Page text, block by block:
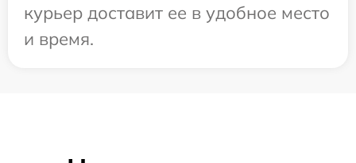
курьер доставит ее в удобное место
и время.